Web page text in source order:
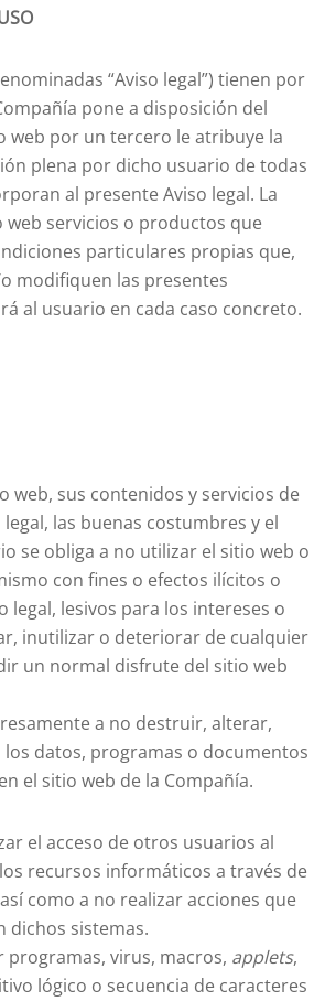
“Aviso legal”) tienen por
pone a disposición del
web por un tercero le atribuye la
plena por dicho usuario de todas
al presente Aviso legal. La
servicios o productos que
particulares propias que,
modifiquen las presentes
al usuario en cada caso concreto.
web, sus contenidos y servicios de
las buenas costumbres y el
se obliga a no utilizar el sitio web o
con fines o efectos ilícitos o
lesivos para los intereses o
inutilizar o deteriorar de cualquier
un normal disfrute del sitio web
a no destruir, alterar,
datos, programas o documentos
el sitio web de la Compañía.
el acceso de otros usuarios al
recursos informáticos a través de
como a no realizar acciones que
dichos sistemas.
virus, macros, applets,
lógico o secuencia de caracteres